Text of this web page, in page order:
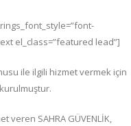
el_class=”featured lead”]
ile ilgili hizmet vermek için
veren SAHRA GÜVENLİK,